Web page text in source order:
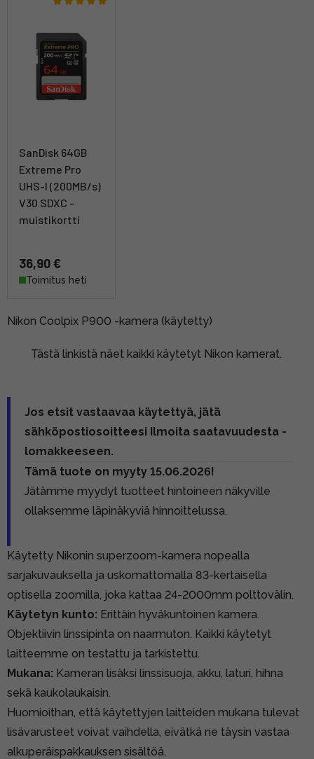
SanDisk 64GB
Extreme Pro
UHS-I (200MB/s)
V30 SDXC -
muistikortti
36,90 €
Toimitus heti
Nikon Coolpix P900 -kamera (käytetty)
Tästä linkistä näet kaikki käytetyt Nikon kamerat.
Jos etsit vastaavaa käytettyä, jätä
sähköpostiosoitteesi Ilmoita saatavuudesta -
lomakkeeseen.
Tämä tuote on myyty 15.06.2026!
Jätämme myydyt tuotteet hintoineen näkyville
ollaksemme läpinäkyviä hinnoittelussa.
Käytetty Nikonin superzoom-kamera nopealla
sarjakuvauksella ja uskomattomalla 83-kertaisella
optisella zoomilla, joka kattaa 24-2000mm polttovälin.
Käytetyn kunto: Erittäin hyväkuntoinen kamera.
Objektiivin linssipinta on naarmuton. Kaikki käytetyt
laitteemme on testattu ja tarkistettu.
Mukana: Kameran lisäksi linssisuoja, akku, laturi, hihna
sekä kaukolaukaisin.
Huomioithan, että käytettyjen laitteiden mukana tulevat
lisävarusteet voivat vaihdella, eivätkä ne täysin vastaa
alkuperäispakkauksen sisältöä.